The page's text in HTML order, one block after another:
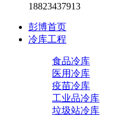
18823437913
彭博首页
冷库工程
食品冷库
医用冷库
疫苗冷库
工业品冷库
垃圾站冷库